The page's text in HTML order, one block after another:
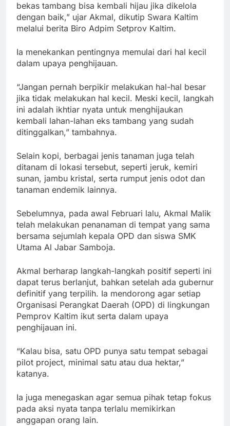
bekas tambang bisa kembali hijau jika dikelola
dengan baik,” ujar Akmal, dikutip Swara Kaltim
melalui berita Biro Adpim Setprov Kaltim.
Ia menekankan pentingnya memulai dari hal kecil
dalam upaya penghijauan.
“Jangan pernah berpikir melakukan hal-hal besar
jika tidak melakukan hal kecil. Meski kecil, langkah
ini adalah ikhtiar nyata untuk menghijaukan
kembali lahan-lahan eks tambang yang sudah
ditinggalkan,” tambahnya.
Selain kopi, berbagai jenis tanaman juga telah
ditanam di lokasi tersebut, seperti jeruk, kemiri
sunan, jambu kristal, serta rumput jenis odot dan
tanaman endemik lainnya.
Sebelumnya, pada awal Februari lalu, Akmal Malik
telah melakukan penanaman di tempat yang sama
bersama sejumlah kepala OPD dan siswa SMK
Utama Al Jabar Samboja.
Akmal berharap langkah-langkah positif seperti ini
dapat terus berlanjut, bahkan setelah ada gubernur
definitif yang terpilih. Ia mendorong agar setiap
Organisasi Perangkat Daerah (OPD) di lingkungan
Pemprov Kaltim ikut serta dalam upaya
penghijauan ini.
“Kalau bisa, satu OPD punya satu tempat sebagai
pilot project, minimal satu atau dua hektar,”
katanya.
Ia juga menegaskan agar semua pihak tetap fokus
pada aksi nyata tanpa terlalu memikirkan
anggapan orang lain.